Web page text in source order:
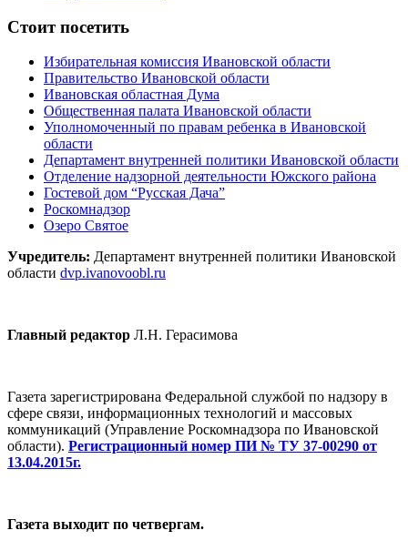
Стоит посетить
Избирательная комиссия Ивановской области
Правительство Ивановской области
Ивановская областная Дума
Общественная палата Ивановской области
Уполномоченный по правам ребенка в Ивановской
области
Департамент внутренней политики Ивановской области
Отделение надзорной деятельности Южского района
Гостевой дом “Русская Дача”
Роскомнадзор
Озеро Святое
Учредитель: Департамент внутренней политики Ивановской
области dvp.ivanovoobl.ru
Главный редактор Л.Н. Герасимова
Газета зарегистрирована Федеральной службой по надзору в
сфере связи, информационных технологий и массовых
коммуникаций (Управление Роскомнадзора по Ивановской
области). Регистрационный номер ПИ № ТУ 37-00290 от
13.04.2015г.
Газета выходит по четвергам.